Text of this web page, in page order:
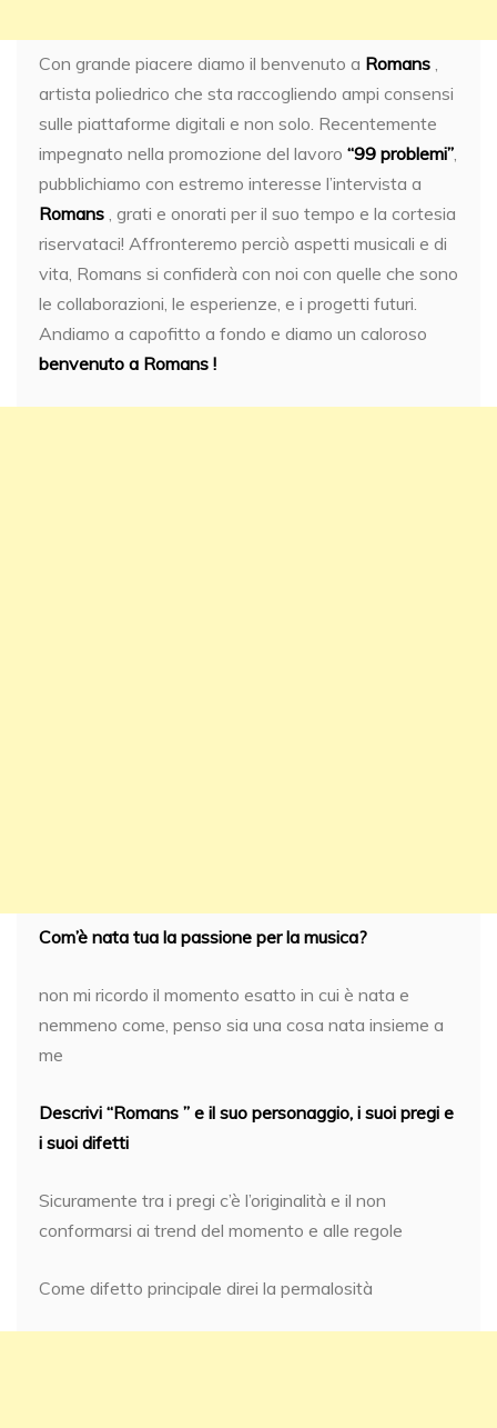
Con grande piacere diamo il benvenuto a Romans
artista poliedrico che sta raccogliendo ampi consensi
sulle piattaforme digitali e non solo. Recentemente
impegnato nella promozione del lavoro “99 problemi”
pubblichiamo con estremo interesse l’intervista a
Romans , grati e onorati per il suo tempo e la cortesia
riservataci! Affronteremo perciò aspetti musicali e di
vita, Romans si confiderà con noi con quelle che sono
le collaborazioni, le esperienze, e i progetti futuri.
Andiamo a capofitto a fondo e diamo un caloroso
benvenuto a Romans !
Com’è nata tua la passione per la musica?
non mi ricordo il momento esatto in cui è nata e
nemmeno come, penso sia una cosa nata insieme a
me
Descrivi “Romans ” e il suo personaggio, i suoi pregi e
i suoi difetti
Sicuramente tra i pregi c’è l’originalità e il non
conformarsi ai trend del momento e alle regole
Come difetto principale direi la permalosità